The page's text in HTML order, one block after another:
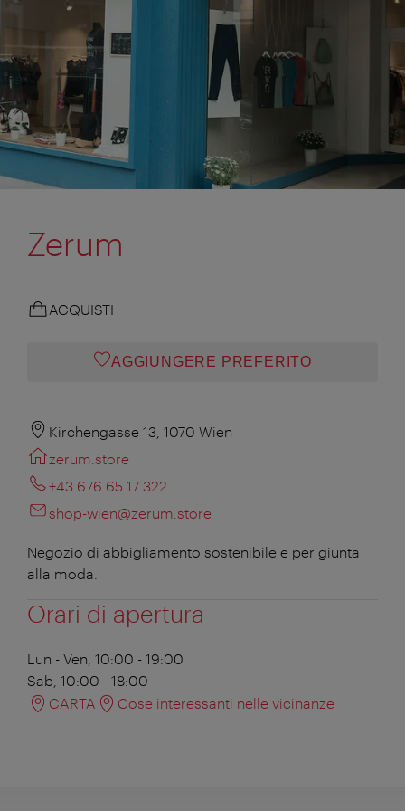
Zerum
ACQUISTI
AGGIUNGERE PREFERITO
Kirchengasse 13, 1070 Wien
zerum.store
+43 676 65 17 322
shop-wien@zerum.store
Negozio di abbigliamento sostenibile e per giunta
alla moda.
Orari di apertura
Lun - Ven, 10:00 - 19:00
Sab, 10:00 - 18:00
CARTA
Cose interessanti nelle vicinanze